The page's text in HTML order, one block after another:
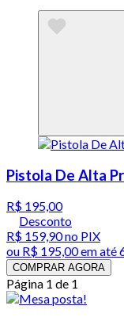
Pistola De Alta
R$ 195,00
Desconto
R$ 159,90no PIX
ou R$ 195,00em até
COMPRAR AGORA
Página 1 de 1